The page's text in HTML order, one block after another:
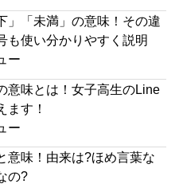
」「未満」の意味！その違
も使い分かりやすく説明
ー
意味とは！女子高生のLine
ます！
ー
意味！由来は?ほめ言葉な
の?